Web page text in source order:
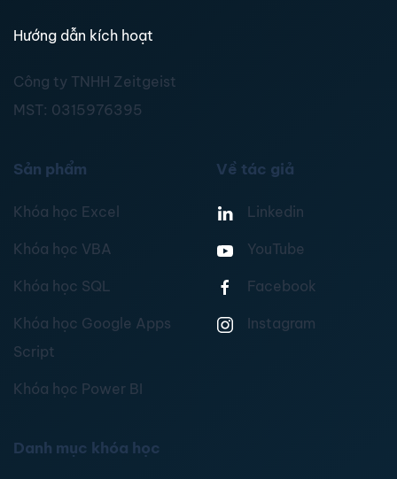
Hướng dẫn kích hoạt
Công ty TNHH Zeitgeist
MST: 0315976395
Sản phẩm
Khóa học Excel
Khóa học VBA
Khóa học SQL
Khóa học Google Apps
Script
Khóa học Power BI
Về tác giả
Linkedin
YouTube
Facebook
Instagram
Danh mục khóa học